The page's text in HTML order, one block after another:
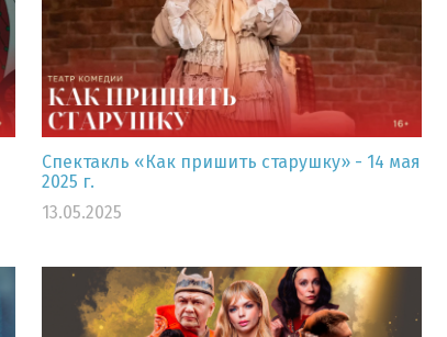
Спектакль «Как пришить старушку» - 14 мая
2025 г.
13.05.2025